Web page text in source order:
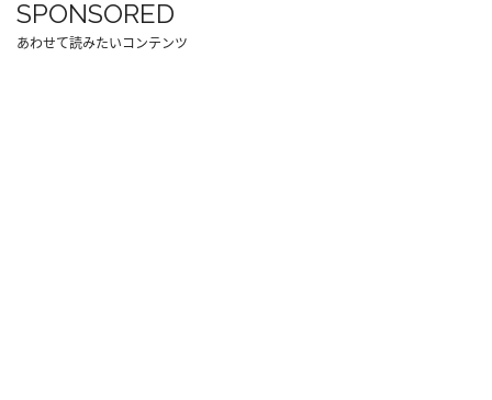
SPONSORED
あわせて読みたいコンテンツ